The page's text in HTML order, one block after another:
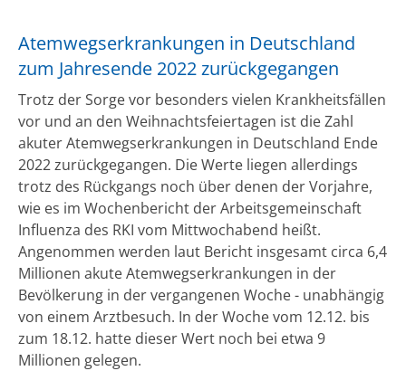
Atemwegserkrankungen in Deutschland
zum Jahresende 2022 zurückgegangen
Trotz der Sorge vor besonders vielen Krankheitsfällen
vor und an den Weihnachtsfeiertagen ist die Zahl
akuter Atemwegserkrankungen in Deutschland Ende
2022 zurückgegangen. Die Werte liegen allerdings
trotz des Rückgangs noch über denen der Vorjahre,
wie es im Wochenbericht der Arbeitsgemeinschaft
Influenza des RKI vom Mittwochabend heißt.
Angenommen werden laut Bericht insgesamt circa 6,4
Millionen akute Atemwegserkrankungen in der
Bevölkerung in der vergangenen Woche - unabhängig
von einem Arztbesuch. In der Woche vom 12.12. bis
zum 18.12. hatte dieser Wert noch bei etwa 9
Millionen gelegen.